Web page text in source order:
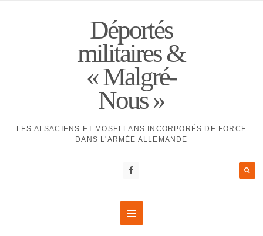
Déportés
militaires &
« Malgré-
Nous »
LES ALSACIENS ET MOSELLANS INCORPORÉS DE FORCE
DANS L'ARMÉE ALLEMANDE